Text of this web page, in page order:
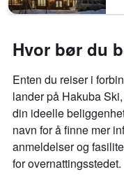
Hvor bør du
Enten du reiser i
lander på Hakuba
din ideelle
navn for å finne mer
anmeldelser og
for overnattingsstedet.